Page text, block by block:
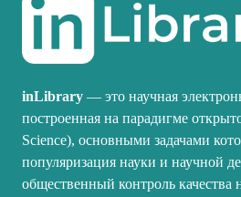
inLibrary — это научная
построенная на парадигме
Science), основными задачами
популяризация науки и научной
общественный контроль